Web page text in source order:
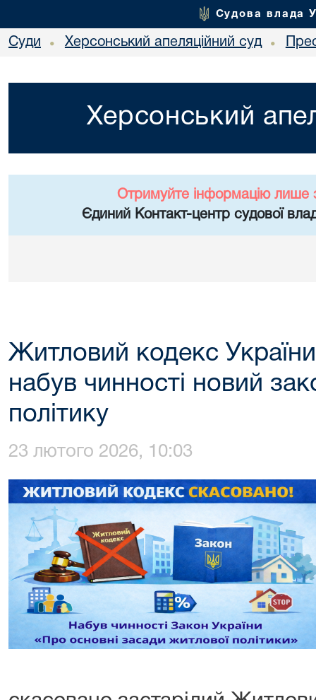
Судова влада
Суди • Херсонський апеляційний суд •
Херсонський
Отримуйте інформацію лише
Єдиний Контакт-центр судової
Житловий кодекс
набув чинності новий
політику
23 лютого 2026, 10:03